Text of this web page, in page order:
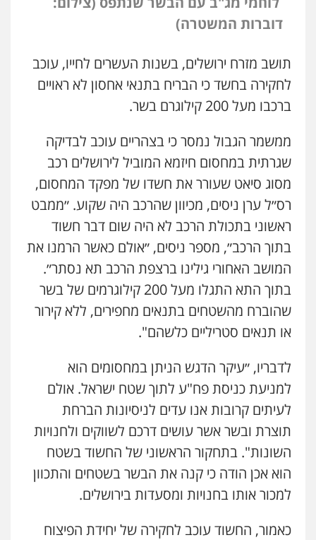
דוברות המשטרה)
תושב מזרח ירושלים, בשנות העשרים לחייו, עוכב
לחקירה בחשד כי הבריח בתנאי אחסון לא ראויים
ברכבו מעל 200 קילוגרם בשר.
ממשמר הגבול נמסר כי בצהריים עוכב לבדיקה
שגרתית במחסום חיזמא המוביל לירושלים רכב
מסוג סיאט שעורר את חשדו של מפקד המחסום,
רס״ל ערן ניסים, מכיוון שהרכב היה שקוע. ״ממבט
ראשוני בתכולת הרכב לא היה שום דבר חשוד
בתוך הרכב״, מספר ניסים, ״אולם כאשר הרמנו את
המושב האחורי גילינו ברצפת הרכב תא נסתר״.
בתוך התא התגלו מעל 200 קילוגרמים של בשר
שהוברח מהשטחים בתנאים מחפירים, ללא קירור
או תנאים סטריליים כלשהם".
לדבריו, ״עיקר הדגש הניתן במחסומים הוא
למניעת כניסת פח"ע לתוך שטח ישראל. אולם
לעיתים קרובות אנו עדים לניסיונות הברחת
תוצרת ובשר אשר עושים דרכם לשווקים ולחנויות
השונות". בתחקור הראשוני של החשוד בשטח
הוא אכן הודה כי קנה את הבשר בשטחים והתכוון
למכור אותו בחנויות ומסעדות בירושלים.
כאמור, החשוד עוכב לחקירה של יחידת הפיצוח
ניר קידר – צלם
0504578527